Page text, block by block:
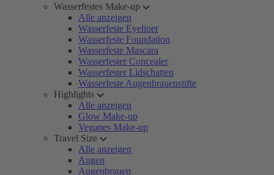
Wasserfestes Make-up
Alle anzeigen
Wasserfeste Eyeliner
Wasserfeste Foundation
Wasserfeste Mascara
Wasserfester Concealer
Wasserfester Lidschatten
Wasserfeste Augenbrauenstifte
Highlights
Alle anzeigen
Glow Make-up
Veganes Make-up
Travel Size
Alle anzeigen
Augen
Augenbrauen